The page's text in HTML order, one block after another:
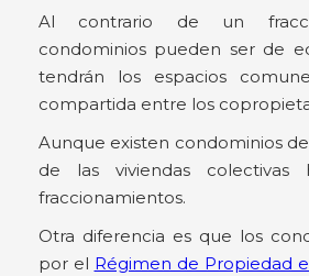
Al contrario de un
condominios pueden ser de
tendrán los espacios
compartida entre los
Aunque existen condominios
de las viviendas colectivas
fraccionamientos.
Otra diferencia es que los
por el Régimen de Propiedad